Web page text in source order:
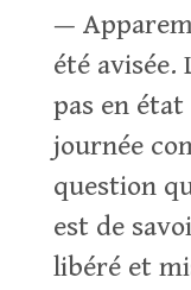
—
été avisée.
pas en
journée
question
est de
libéré et